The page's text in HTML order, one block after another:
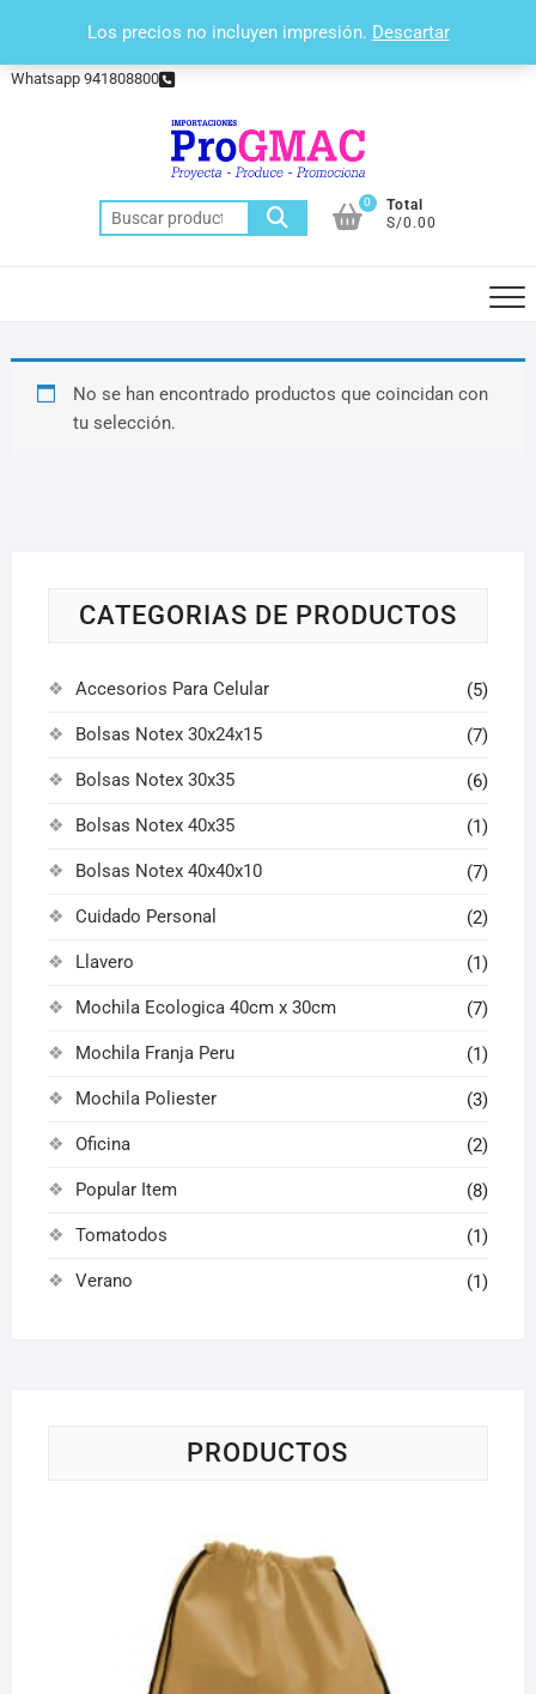
Los precios no incluyen impresión. Descartar
contenido
(+511) 388 – 4433
Whatsapp 941808800
Buscar
por:
0
Total
S/0.00
No se han encontrado productos que coincidan con
tu selección.
CATEGORIAS DE PRODUCTOS
Accesorios Para Celular (5)
Bolsas Notex 30x24x15 (7)
Bolsas Notex 30x35 (6)
Bolsas Notex 40x35 (1)
Bolsas Notex 40x40x10 (7)
Cuidado Personal (2)
Llavero (1)
Mochila Ecologica 40cm x 30cm (7)
Mochila Franja Peru (1)
Mochila Poliester (3)
Oficina (2)
Popular Item (8)
Tomatodos (1)
Verano (1)
PRODUCTOS